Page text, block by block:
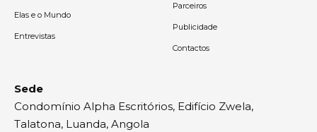
Elas e o Mundo
Entrevistas
Parceiros
Publicidade
Contactos
Sede
Condomínio Alpha Escritórios, Edifício Zwela,
Talatona, Luanda, Angola